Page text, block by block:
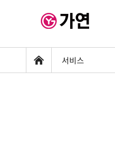
홈 서비스